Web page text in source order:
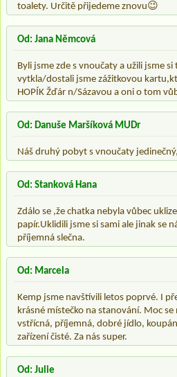
toalety. Určitě přijedeme znovu😉
Od: Jana Němcová
Byli jsme zde s vnoučaty a užili jsme
vytkla/dostali jsme zážitkovou
HOPÍK Žďár n/Sázavou a oni o tom
Od: Danuše Maršíková MUDr
Náš druhý pobyt s vnoučaty
Od: Stanková Hana
Zdálo se ,že chatka nebyla vůbec
papír.Uklidili jsme si sami ale jinak se
příjemná slečna.
Od: Marcela
Kemp jsme navštívili letos poprvé. I
krásné místečko na stanování. Moc
vstřícná, příjemná, dobré jídlo,
zařízení čisté. Za nás super.
Od: Julie